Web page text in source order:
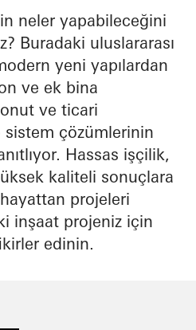
neler yapabileceğini
Buradaki uluslararası
yeni yapılardan
ve ek bina
ve ticari
çözümlerinin
Hassas işçilik,
kaliteli sonuçlara
projeleri
inşaat projeniz için
edinin.